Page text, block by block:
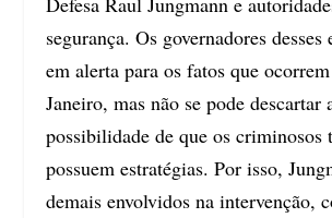
segurança. Os governadores desses
em alerta para os fatos que
Janeiro, mas não se pode descartar
possibilidade de que os criminosos
possuem estratégias. Por isso,
demais envolvidos na intervenção,